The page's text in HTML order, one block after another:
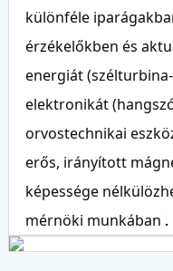
különféle
érzékelőkben és
energiát
elektronikát
orvostechnikai
erős, irányított
képessége
mérnöki munkában .